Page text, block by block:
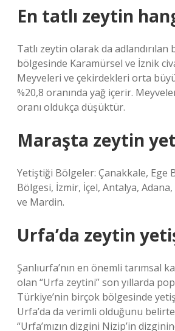
En tatlı zeytin
Tatlı zeytin olarak da
bölgesinde Karamürsel ve İznik
Meyveleri ve çekirdekleri orta
%20,8 oranında yağ içerir.
oranı oldukça düşüktür.
Maraşta zeytin
Yetiştiği Bölgeler: Çanakkale, Ege
Bölgesi, İzmir, İçel, Antalya,
ve Mardin.
Urfa’da zeytin
Şanlıurfa’nın en önemli tarımsal
olan “Urfa zeytini” son yıllarda
Türkiye’nin birçok bölgesinde
Urfa’da da verimli olduğunu
“Urfa’mızın dizgini Nizip’in